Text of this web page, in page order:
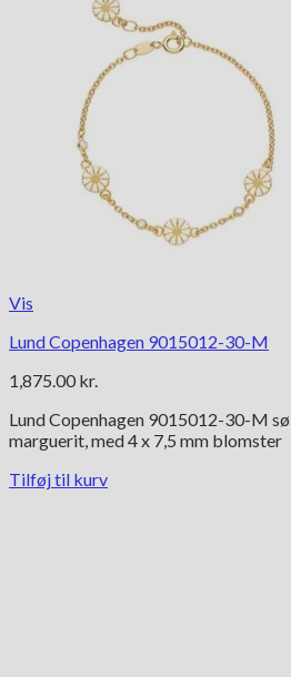
Vis
Lund Copenhagen 9015012-30-M
1,875.00 kr.
Lund Copenhagen 9015012-30-M
marguerit, med 4 x 7,5 mm blomster
Tilføj til kurv